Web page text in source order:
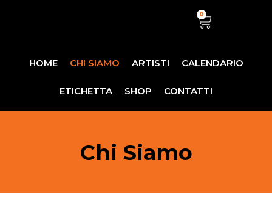
0
HOME CHI SIAMO ARTISTI CALENDARIO
ETICHETTA SHOP CONTATTI
Chi Siamo